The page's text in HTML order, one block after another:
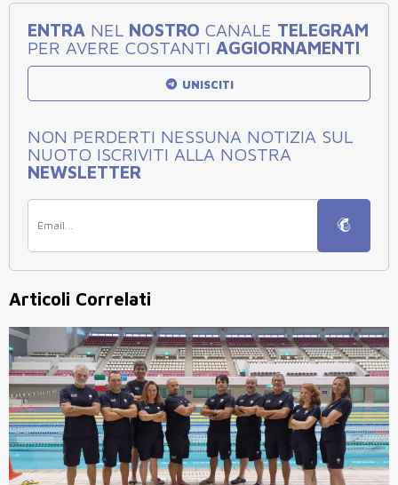
ENTRA NEL NOSTRO CANALE TELEGRAM
PER AVERE COSTANTI AGGIORNAMENTI
UNISCITI
NON PERDERTI NESSUNA NOTIZIA SUL
NUOTO ISCRIVITI ALLA NOSTRA
NEWSLETTER
Articoli Correlati